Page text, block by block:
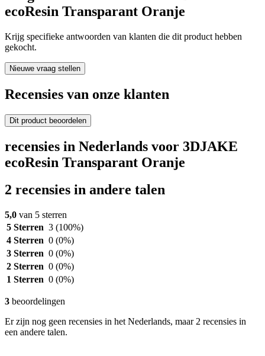
ecoResin Transparant Oranje
Krijg specifieke antwoorden van klanten die dit product hebben
gekocht.
Nieuwe vraag stellen
Recensies van onze klanten
Dit product beoordelen
recensies in Nederlands voor 3DJAKE
ecoResin Transparant Oranje
2 recensies in andere talen
5,0 van 5 sterren
5 Sterren 3 (100%)
4 Sterren 0 (0%)
3 Sterren 0 (0%)
2 Sterren 0 (0%)
1 Sterren 0 (0%)
3 beoordelingen
Er zijn nog geen recensies in het Nederlands, maar 2 recensies in
een andere talen.